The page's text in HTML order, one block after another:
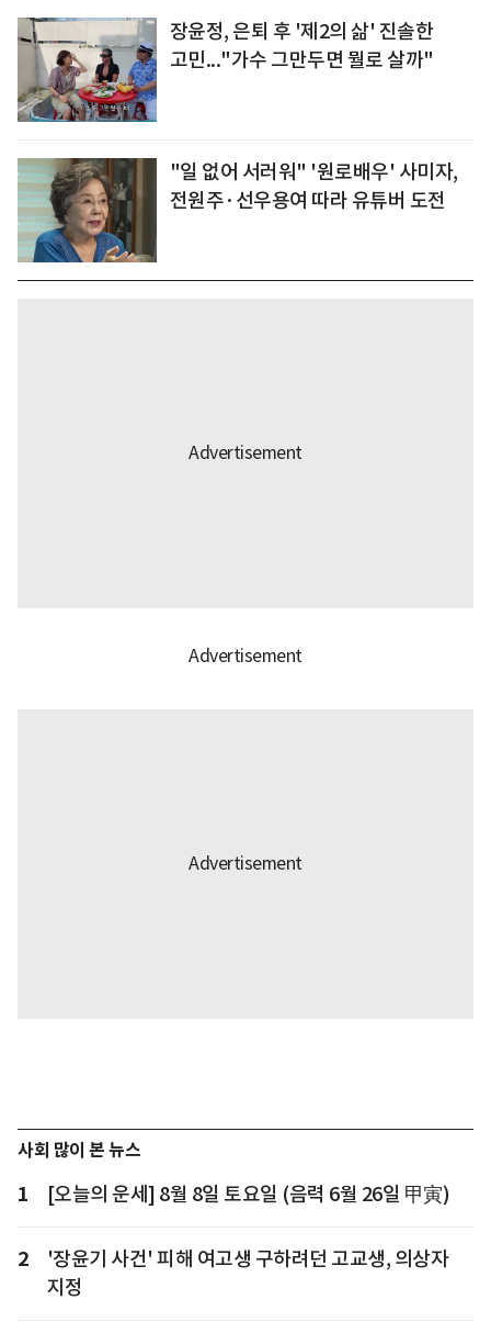
장윤정, 은퇴 후 '제2의 삶' 진솔한
고민..."가수 그만두면 뭘로 살까"
"일 없어 서러워" '원로배우' 사미자,
전원주·선우용여 따라 유튜버 도전
사회 많이 본 뉴스
1 [오늘의 운세] 8월 8일 토요일 (음력 6월 26일 甲寅)
2
'장윤기 사건' 피해 여고생 구하려던 고교생, 의상자
지정